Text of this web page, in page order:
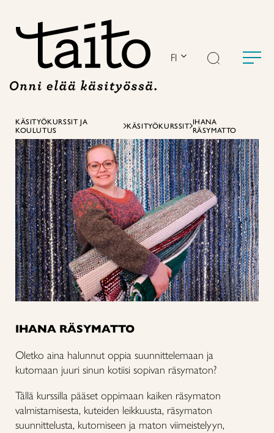
FI
KÄSITYÖKURSSIT JA
KOULUTUS
KÄSITYÖKURSSIT IHANA
RÄSYMATTO
IHANA RÄSYMATTO
Oletko aina halunnut oppia suunnittelemaan ja
kutomaan juuri sinun kotiisi sopivan räsymaton?
Tällä kurssilla pääset oppimaan kaiken räsymaton
valmistamisesta, kuteiden leikkuusta, räsymaton
suunnittelusta, kutomiseen ja maton viimeistelyyn,